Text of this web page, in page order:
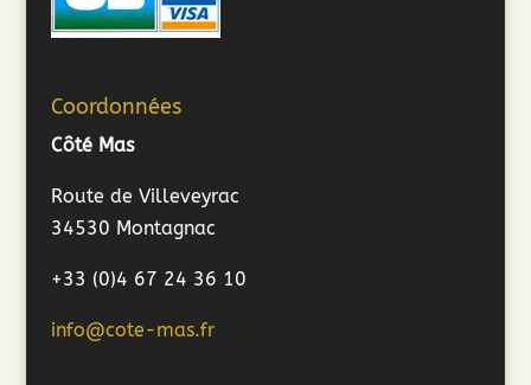
Coordonnées
Côté Mas
Route de Villeveyrac
34530 Montagnac
+33 (0)4 67 24 36 10
info@cote-mas.fr